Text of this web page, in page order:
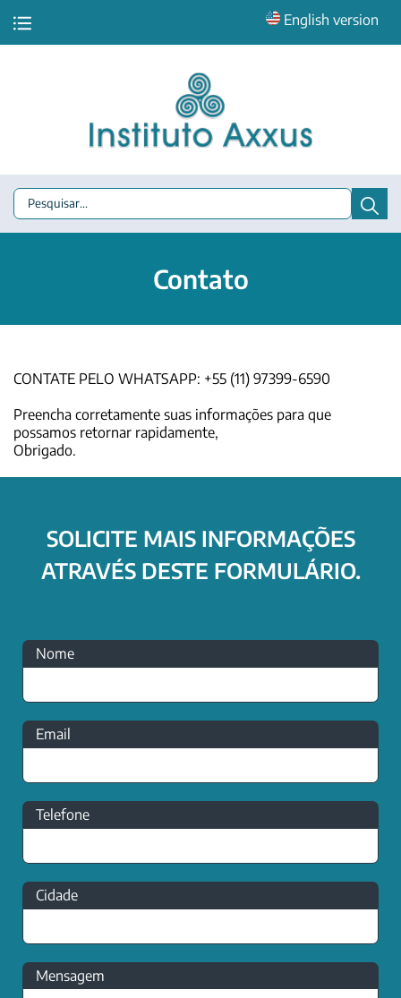
English version
Contato
CONTATE PELO WHATSAPP: +55 (11) 97399-6590
Preencha corretamente suas informações para que
possamos retornar rapidamente,
Obrigado.
SOLICITE MAIS INFORMAÇÕES
ATRAVÉS DESTE FORMULÁRIO.
Nome
Email
Telefone
Cidade
Mensagem